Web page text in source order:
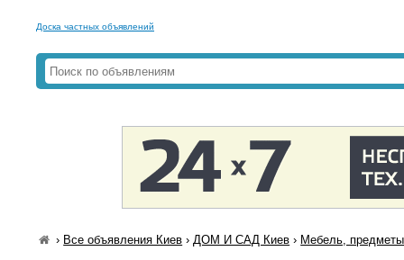
Доска частных объявлений
› Все объявления Киев ›ДОМ И САД Киев › Мебель,